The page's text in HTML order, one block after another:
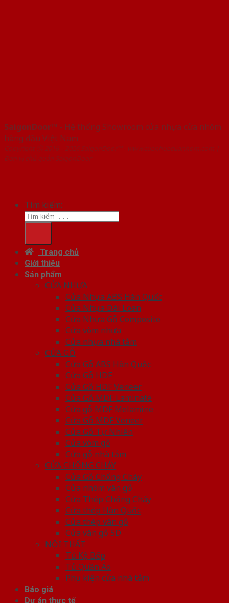
SaigonDoor™ - Hệ thống Showroom cửa nhựa cửa nhôm
hàng đầu Việt Nam
Copyright ⓒ 2016 – 2026 SaigonDoor™ - www.cuanhuacuanhom.com |
Đơn vị chủ quản SaigonDoor
Tìm kiếm:
Trang chủ
Giới thiệu
Sản phẩm
CỬA NHỰA
Cửa Nhựa ABS Hàn Quốc
Cửa Nhựa Đài Loan
Cửa Nhựa Gỗ Composite
Cửa vòm nhựa
Cửa nhựa nhà tắm
CỬA GỖ
Cửa Gỗ ABS Hàn Quốc
Cửa Gỗ HDF
Cửa Gỗ HDF Veneer
Cửa Gỗ MDF Laminate
Cửa gỗ MDF Melamine
Cửa Gỗ MDF Veneer
Cửa Gỗ Tự Nhiên
Cửa vòm gỗ
Cửa gỗ nhà tắm
CỬA CHỐNG CHÁY
Cửa Gỗ Chống Cháy
Cửa nhôm vân gỗ
Cửa Thép Chống Cháy
Cửa thép Hàn Quốc
Cửa thép vân gỗ
Cửa vân gỗ 5D
NỘI THẤT
Tủ Kệ Bếp
Tủ Quần Áo
Phụ kiện cửa nhà tắm
Báo giá
Dự án thực tế